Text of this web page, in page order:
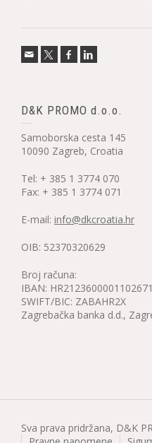
D&K PROMO d.o.o.
Samoborska cesta 145
10090 Zagreb, Croatia
Tel: + 385 1 3774 070
Fax: + 385 1 3774 071
E-mail: info@dkcroatia.hr
OIB: 52370320629
Broj računa:
IBAN:
SWIFT/BIC: ZABAHR2X
Zagrebačka banka d.d.,
Sva prava pridržana, D&K